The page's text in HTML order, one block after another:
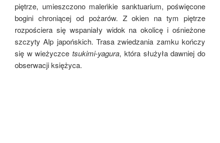
piętrze, umieszczono maleńkie sanktuarium, poświęcone
bogini chroniącej od pożarów. Z okien na tym piętrze
rozpościera się wspaniały widok na okolicę i ośnieżone
szczyty Alp japońskich. Trasa zwiedzania zamku kończy
się w wieżyczcetsukimi-yagura, która służyła dawniej do
obserwacji księżyca.